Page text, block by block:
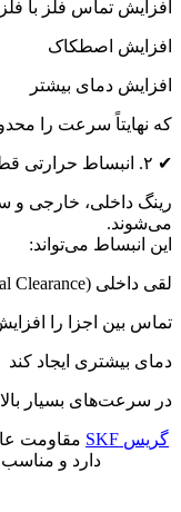
افزایش تماس فلز با فلز
افزایش اصطکاک
افزایش دمای بیشتر
که نهایتاً سرعت را
✔ ۲. انبساط حرارتی قطعات
رینگ داخلی، خارجی و
می‌شوند.
این انبساط می‌تواند:
لقی داخلی (Internal Clearance) را کاهش دهد
تماس بین اجزا را
دمای بیشتری ایجاد کند
در سرعت‌های بسیار
گریس SKF
مقاومت
دارد و